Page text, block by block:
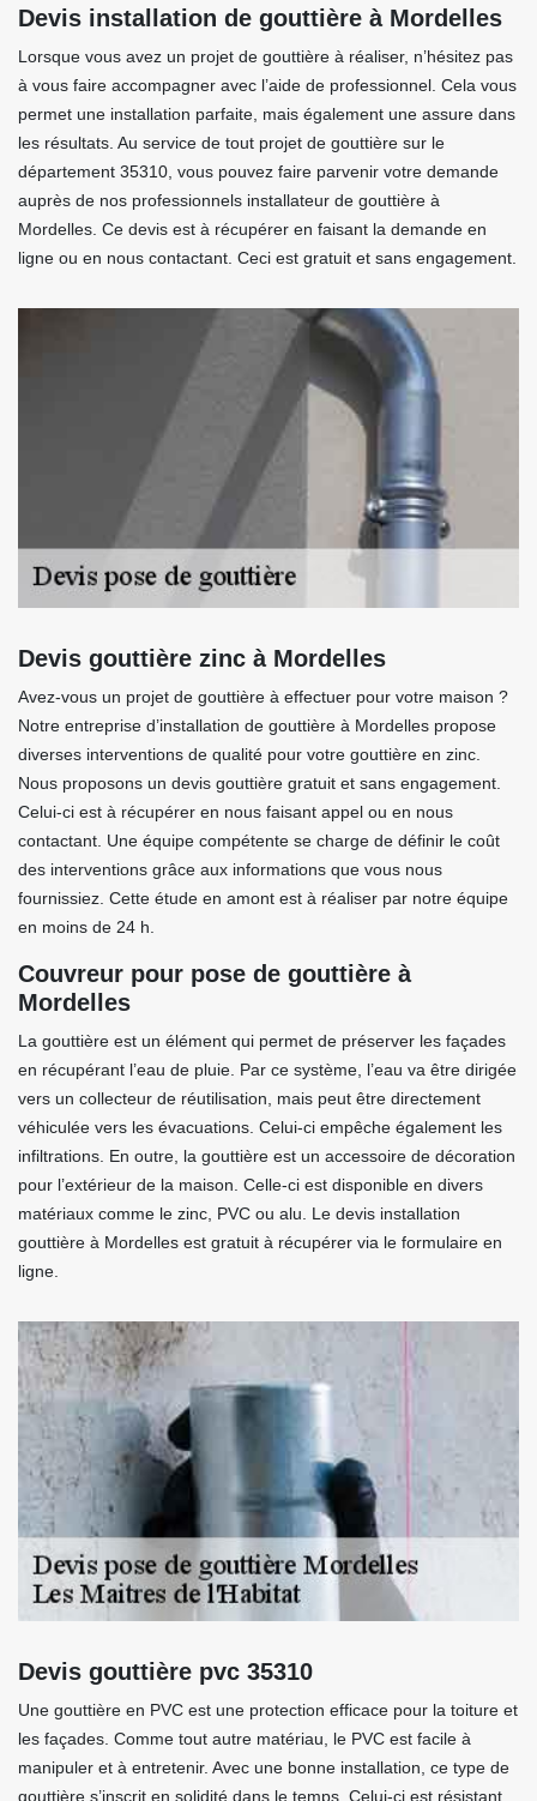
Devis installation de gouttière à Mordelles
Lorsque vous avez un projet de gouttière à réaliser, n’hésitez pas
à vous faire accompagner avec l’aide de professionnel. Cela vous
permet une installation parfaite, mais également une assure dans
les résultats. Au service de tout projet de gouttière sur le
département 35310, vous pouvez faire parvenir votre demande
auprès de nos professionnels installateur de gouttière à
Mordelles. Ce devis est à récupérer en faisant la demande en
ligne ou en nous contactant. Ceci est gratuit et sans engagement.
Devis gouttière zinc à Mordelles
Avez-vous un projet de gouttière à effectuer pour votre maison ?
Notre entreprise d’installation de gouttière à Mordelles propose
diverses interventions de qualité pour votre gouttière en zinc.
Nous proposons un devis gouttière gratuit et sans engagement.
Celui-ci est à récupérer en nous faisant appel ou en nous
contactant. Une équipe compétente se charge de définir le coût
des interventions grâce aux informations que vous nous
fournissiez. Cette étude en amont est à réaliser par notre équipe
en moins de 24 h.
Couvreur pour pose de gouttière à
Mordelles
La gouttière est un élément qui permet de préserver les façades
en récupérant l’eau de pluie. Par ce système, l’eau va être dirigée
vers un collecteur de réutilisation, mais peut être directement
véhiculée vers les évacuations. Celui-ci empêche également les
infiltrations. En outre, la gouttière est un accessoire de décoration
pour l’extérieur de la maison. Celle-ci est disponible en divers
matériaux comme le zinc, PVC ou alu. Le devis installation
gouttière à Mordelles est gratuit à récupérer via le formulaire en
ligne.
Devis gouttière pvc 35310
Une gouttière en PVC est une protection efficace pour la toiture et
les façades. Comme tout autre matériau, le PVC est facile à
manipuler et à entretenir. Avec une bonne installation, ce type de
gouttière s’inscrit en solidité dans le temps. Celui-ci est résistant